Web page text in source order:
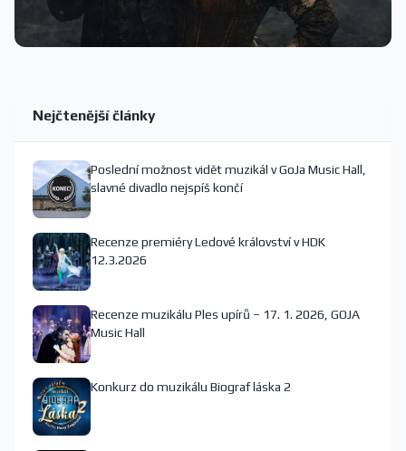
Nejčtenější články
Poslední možnost vidět muzikál v GoJa Music Hall,
slavné divadlo nejspíš končí
Recenze premiéry Ledové království v HDK
12.3.2026
Recenze muzikálu Ples upírů – 17. 1. 2026, GOJA
Music Hall
Konkurz do muzikálu Biograf láska 2